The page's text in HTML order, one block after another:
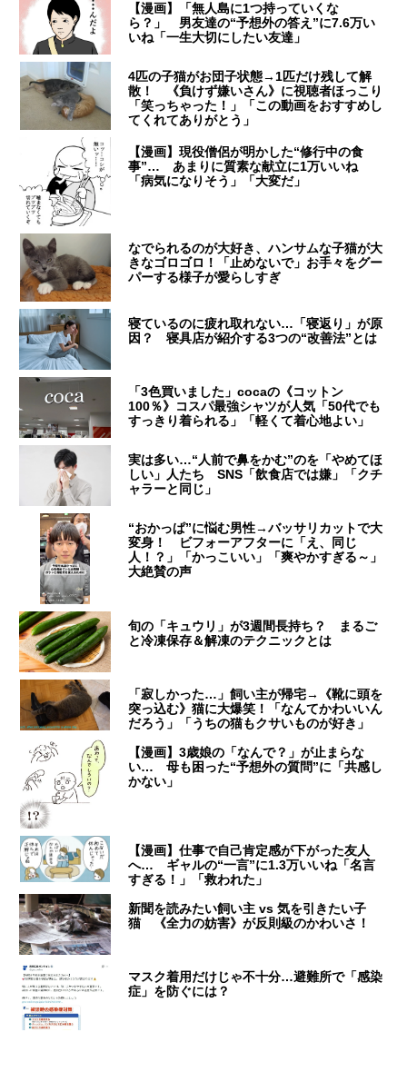
【漫画】「無人島に1つ持っていくな
ら？」 男友達の“予想外の答え”に7.6万い
いね「一生大切にしたい友達」
4匹の子猫がお団子状態→1匹だけ残して解
散！ 《負けず嫌いさん》に視聴者ほっこり
「笑っちゃった！」「この動画をおすすめし
てくれてありがとう」
【漫画】現役僧侶が明かした“修行中の食
事”… あまりに質素な献立に1万いいね
「病気になりそう」「大変だ」
なでられるのが大好き、ハンサムな子猫が大
きなゴロゴロ！「止めないで」お手々をグー
パーする様子が愛らしすぎ
寝ているのに疲れ取れない…「寝返り」が原
因？ 寝具店が紹介する3つの“改善法”とは
「3色買いました」cocaの《コットン
100％》コスパ最強シャツが人気「50代でも
すっきり着られる」「軽くて着心地よい」
実は多い…“人前で鼻をかむ”のを「やめてほ
しい」人たち SNS「飲食店では嫌」「クチ
ャラーと同じ」
“おかっぱ”に悩む男性→バッサリカットで大
変身！ ビフォーアフターに「え、同じ
人！？」「かっこいい」「爽やかすぎる～」
大絶賛の声
旬の「キュウリ」が3週間長持ち？ まるご
と冷凍保存＆解凍のテクニックとは
「寂しかった…」飼い主が帰宅→《靴に頭を
突っ込む》猫に大爆笑！「なんてかわいいん
だろう」「うちの猫もクサいものが好き」
【漫画】3歳娘の「なんで？」が止まらな
い… 母も困った“予想外の質問”に「共感し
かない」
【漫画】仕事で自己肯定感が下がった友人
へ… ギャルの“一言”に1.3万いいね「名言
すぎる！」「救われた」
新聞を読みたい飼い主 vs 気を引きたい子
猫 《全力の妨害》が反則級のかわいさ！
マスク着用だけじゃ不十分…避難所で「感染
症」を防ぐには？